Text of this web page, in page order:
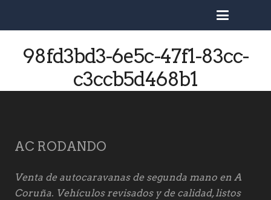
98fd3bd3-6e5c-47f1-83cc-
c3ccb5d468b1
AC RODANDO
Venta de autocaravanas de segunda mano en A
Coruña. Vehículos revisados y de calidad, listos